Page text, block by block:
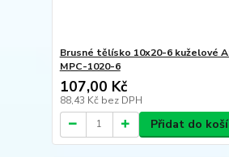
Brusné tělísko 10x20-6 kuželové
MPC-1020-6
107,00 Kč
88,43 Kč bez DPH
Přidat do